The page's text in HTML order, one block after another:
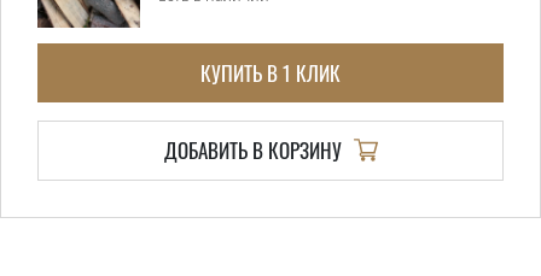
КУПИТЬ В 1 КЛИК
ДОБАВИТЬ В КОРЗИНУ